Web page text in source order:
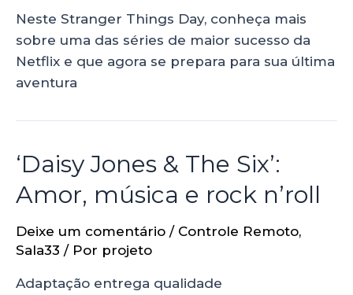
Neste Stranger Things Day, conheça mais
sobre uma das séries de maior sucesso da
Netflix e que agora se prepara para sua última
aventura
‘Daisy Jones & The Six’:
Amor, música e rock n’roll
Deixe um comentário / Controle Remoto,
Sala33 / Por projeto
Adaptação entrega qualidade